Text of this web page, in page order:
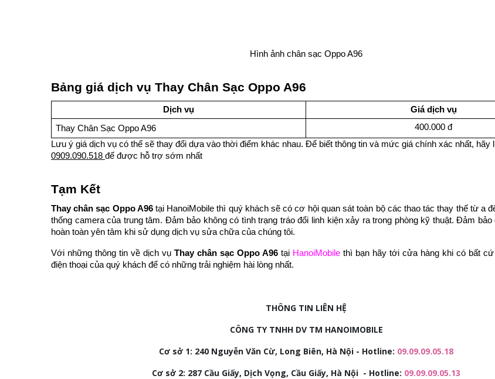
Hình ảnh chân sạc Oppo A96
Bảng giá dịch vụ Thay Chân Sạc Oppo A96
Dịch vụ
Giá dịch vụ
Thay Chân Sạc Oppo A96
400.000 đ
Lưu ý giá dịch vụ có thể sẽ thay đổi dựa vào thời điểm khác nhau. Để biết thông tin và mức giá chính xác nhất, hãy
0909.090.518 để được hỗ trợ sớm nhất
Tạm Kết
Thay chân sạc Oppo A96tại HanoiMobile thì quý khách sẽ có cơ hội quan sát toàn bộ các thao tác thay thế từ a
thống camera của trung tâm. Đảm bảo không có tình trạng tráo đổi linh kiện xảy ra trong phòng kỹ thuật. Đảm
hoàn toàn yên tâm khi sử dụng dịch vụ sửa chữa của chúng tôi.
Với những thông tin về dịch vụ Thay chân sạc Oppo A96 tại HanoiMobile thì bạn hãy tới cửa hàng khi có bất
điện thoại của quý khách để có những trải nghiệm hài lòng nhất.
THÔNG TIN LIÊN HỆ
CÔNG TY TNHH DV TM HANOIMOBILE
Cơ sở 1: 240 Nguyễn Văn Cừ, Long Biên, Hà Nội - Hotline: 09.09.09.05.18
Cơ sở 2: 287 Cầu Giấy, Dịch Vọng, Cầu Giấy, Hà Nội - Hotline: 09.09.09.05.13